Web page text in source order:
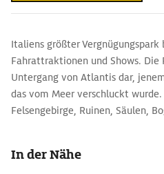
Italiens größter
Fahrattraktionen und Shows.
Untergang von Atlantis dar,
das vom Meer verschluckt
Felsengebirge, Ruinen, Säulen,
In der Nähe